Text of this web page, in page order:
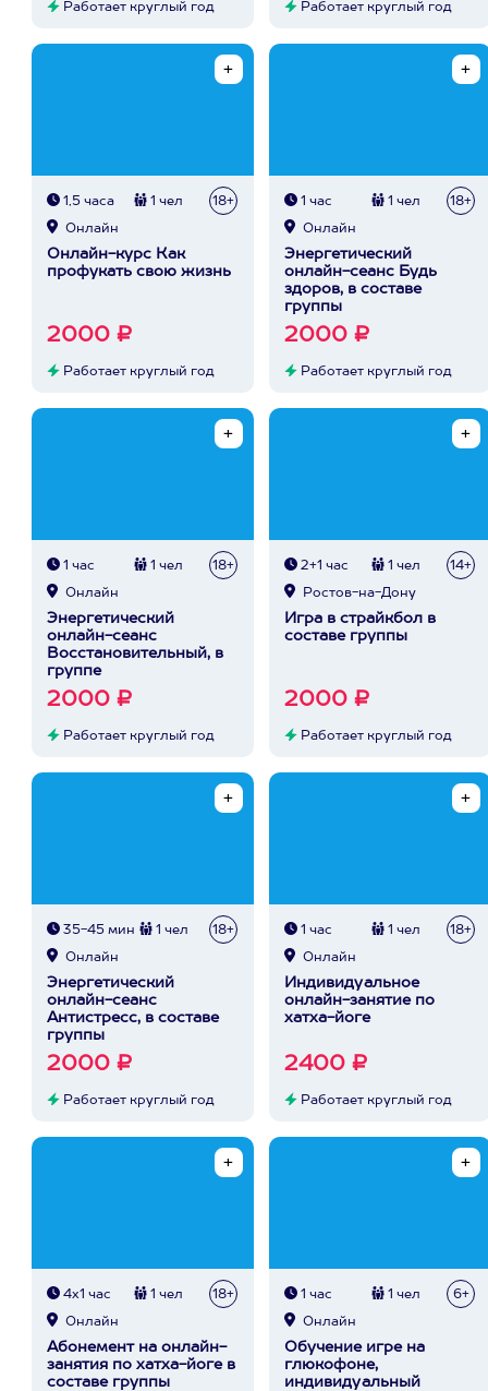
Работает круглый год Работает круглый год
1,5 часа 1 чел 18+
Онлайн
Онлайн-курс Как
профукать свою жизнь
2000 ₽
Работает круглый год
1 час 1 чел 18+
Онлайн
Энергетический
онлайн-сеанс Будь
здоров, в составе
группы
2000 ₽
Работает круглый год
1 час 1 чел 18+
Онлайн
Энергетический
онлайн-сеанс
Восстановительный, в
группе
2000 ₽
Работает круглый год
2+1 час 1 чел 14+
Ростов-на-Дону
Игра в страйкбол в
составе группы
2000 ₽
Работает круглый год
35-45 мин 1 чел 18+
Онлайн
Энергетический
онлайн-сеанс
Антистресс, в составе
группы
2000 ₽
Работает круглый год
1 час 1 чел 18+
Онлайн
Индивидуальное
онлайн-занятие по
хатха-йоге
2400 ₽
Работает круглый год
4х1 час 1 чел 18+
Онлайн
Абонемент на онлайн-
занятия по хатха-йоге в
составе группы
1 час 1 чел 6+
Онлайн
Обучение игре на
глюкофоне,
индивидуальный